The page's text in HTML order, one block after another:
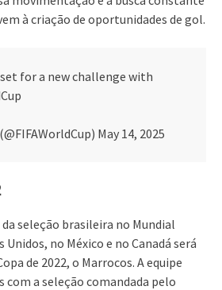
à criação de oportunidades de gol.
for a new challenge with
May 14, 2025
seleção brasileira no Mundial
no México e no Canadá será
de 2022, o Marrocos. A equipe
a seleção comandada pelo